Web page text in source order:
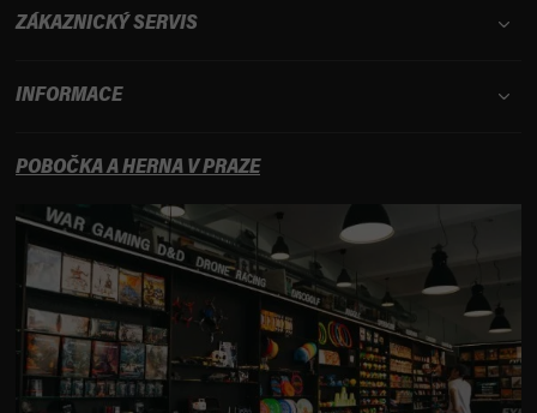
ZÁKAZNICKÝ SERVIS
INFORMACE
POBOČKA A HERNA V PRAZE